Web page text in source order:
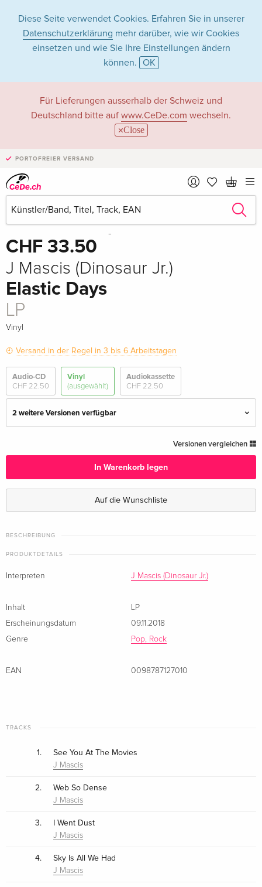
Diese Seite verwendet Cookies. Erfahren Sie in unserer
Datenschutzerklärung mehr darüber, wie wir Cookies
einsetzen und wie Sie Ihre Einstellungen ändern
können. OK
Für Lieferungen ausserhalb der Schweiz und
Deutschland bitte auf www.CeDe.com wechseln.
Close
PORTOFREIER VERSAND
CHF 33.50
J Mascis (Dinosaur Jr.)
Elastic Days
LP
Vinyl
Versand in der Regel in 3 bis 6 Arbeitstagen
Audio-CD
CHF 22.50
Vinyl
(ausgewählt)
Audiokassette
CHF 22.50
2 weitere Versionen verfügbar
CHF 33.50
Versionen vergleichen
In Warenkorb legen
Auf die Wunschliste
BESCHREIBUNG
PRODUKTDETAILS
Interpreten J Mascis (Dinosaur Jr.)
Inhalt
LP
Erscheinungsdatum
09.11.2018
Genre
Pop, Rock
EAN 0098787127010
TRACKS
1. See You At The Movies
J Mascis
2. Web So Dense
J Mascis
3. I Went Dust
J Mascis
4. Sky Is All We Had
J Mascis